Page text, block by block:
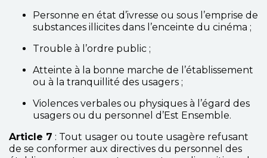
Personne en état d’ivresse ou sous l’emprise de
substances illicites dans l’enceinte du cinéma ;
Trouble à l’ordre public ;
Atteinte à la bonne marche de l’établissement
ou à la tranquillité des usagers ;
Violences verbales ou physiques à l’égard des
usagers ou du personnel d’Est Ensemble.
Article 7 : Tout usager ou toute usagère refusant
de se conformer aux directives du personnel des